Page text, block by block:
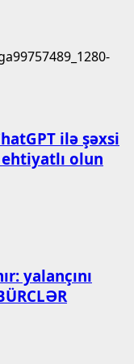
ilə şəxsi
olun
yalançını